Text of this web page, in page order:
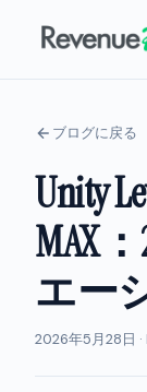
ブログに戻る
Unity
MAX
エー
2026年5月28日